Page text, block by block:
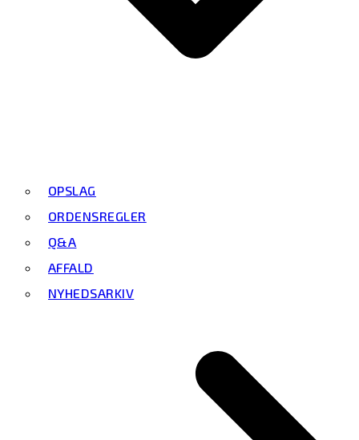
OPSLAG
ORDENSREGLER
Q&A
AFFALD
NYHEDSARKIV